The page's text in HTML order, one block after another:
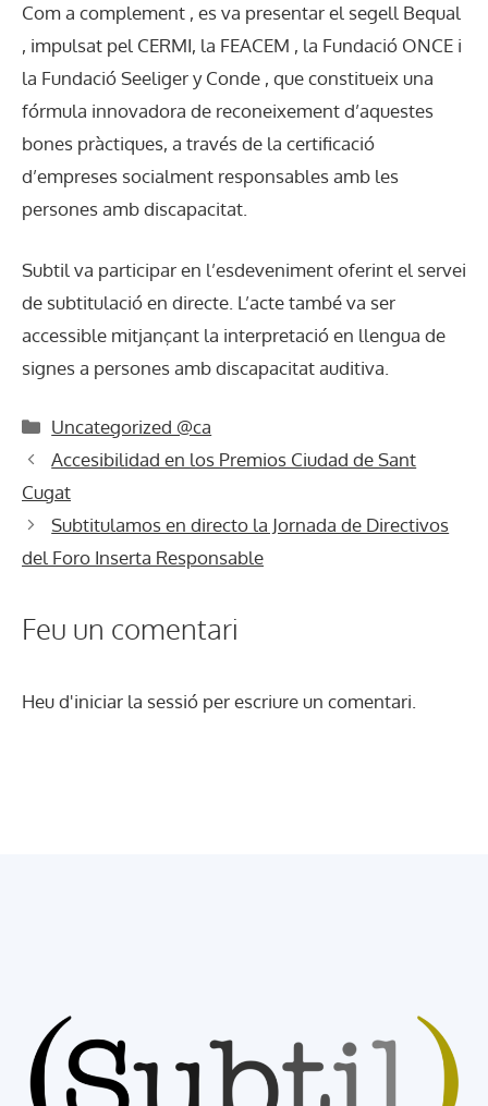
Com a complement , es va presentar el segell Bequal
, impulsat pel CERMI, la FEACEM , la Fundació ONCE i
la Fundació Seeliger y Conde , que constitueix una
fórmula innovadora de reconeixement d’aquestes
bones pràctiques, a través de la certificació
d’empreses socialment responsables amb les
persones amb discapacitat.
Subtil va participar en l’esdeveniment oferint el servei
de subtitulació en directe. L’acte també va ser
accessible mitjançant la interpretació en llengua de
signes a persones amb discapacitat auditiva.
Categories
Uncategorized @ca
Accesibilidad en los Premios Ciudad de Sant
Cugat
Subtitulamos en directo la Jornada de Directivos
del Foro Inserta Responsable
Feu un comentari
Heu d'iniciar la sessió per escriure un comentari.